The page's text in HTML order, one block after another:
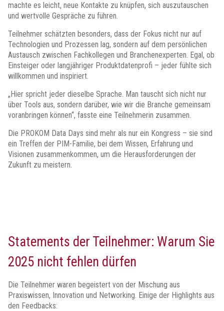
machte es leicht, neue Kontakte zu knüpfen, sich auszutauschen
und wertvolle Gespräche zu führen.
Teilnehmer schätzten besonders, dass der Fokus nicht nur auf
Technologien und Prozessen lag, sondern auf dem persönlichen
Austausch zwischen Fachkollegen und Branchenexperten. Egal, ob
Einsteiger oder langjähriger Produktdatenprofi – jeder fühlte sich
willkommen und inspiriert.
„Hier spricht jeder dieselbe Sprache. Man tauscht sich nicht nur
über Tools aus, sondern darüber, wie wir die Branche gemeinsam
voranbringen können“, fasste eine Teilnehmerin zusammen.
Die PROKOM Data Days sind mehr als nur ein Kongress – sie sind
ein Treffen der PIM-Familie, bei dem Wissen, Erfahrung und
Visionen zusammenkommen, um die Herausforderungen der
Zukunft zu meistern.
Statements der Teilnehmer: Warum Sie
2025 nicht fehlen dürfen
Die Teilnehmer waren begeistert von der Mischung aus
Praxiswissen, Innovation und Networking. Einige der Highlights aus
den Feedbacks: